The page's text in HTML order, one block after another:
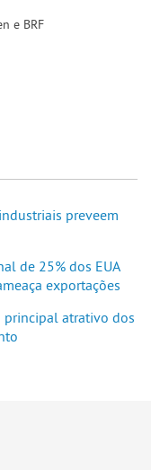
e BRF
preveem
de 25% dos EUA
exportações
principal atrativo dos